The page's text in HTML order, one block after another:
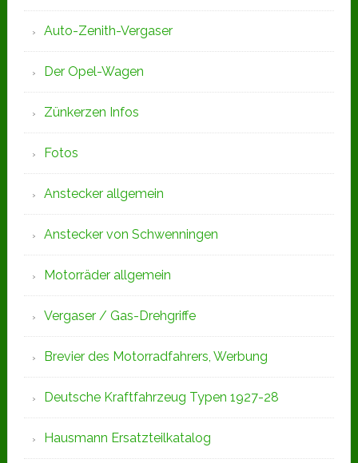
Auto-Zenith-Vergaser
Der Opel-Wagen
Zünkerzen Infos
Fotos
Anstecker allgemein
Anstecker von Schwenningen
Motorräder allgemein
Vergaser / Gas-Drehgriffe
Brevier des Motorradfahrers, Werbung
Deutsche Kraftfahrzeug Typen 1927-28
Hausmann Ersatzteilkatalog